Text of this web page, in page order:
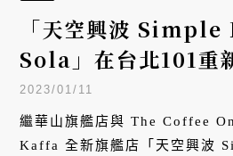
「天空興波
Sola」在台北101重
2023/01/11
繼華山旗艦店與 The Coffee
Kaffa 全新旗艦店「天空興波